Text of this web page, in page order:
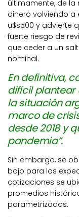
últimamente, de
dinero volviendo a
u$s500 y advierte
fuerte riesgo de
que ceder a un
nominal.
En definitiva,
difícil plantear
la situación
marco de
desde 2018 y
pandemia”.
Sin embargo, se
bajo para las
cotizaciones se
promedios
parametrizados.